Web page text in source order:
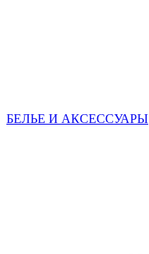
БЕЛЬЕ И АКСЕССУАРЫ